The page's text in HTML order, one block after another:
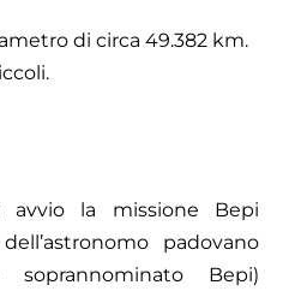
di circa 49.382 km.
la missione Bepi
padovano
soprannominato Bepi)